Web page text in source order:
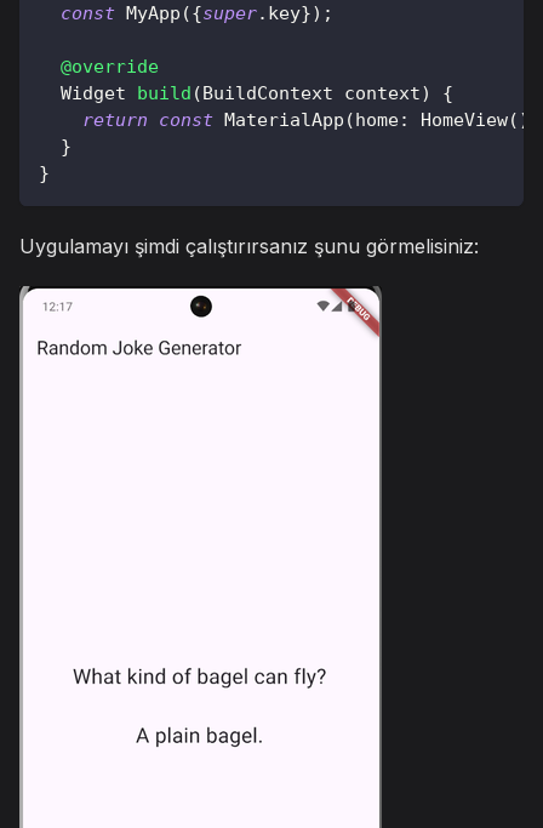
const MyApp ({super. key}) ;
@override
Widget
build (BuildContext context)
{
return
const MaterialApp (home: HomeView( )
}
}
Uygulamayı şimdi çalıştırırsanız şunu görmelisiniz: